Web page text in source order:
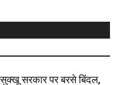
सरकार पर बरसे बिंदल,